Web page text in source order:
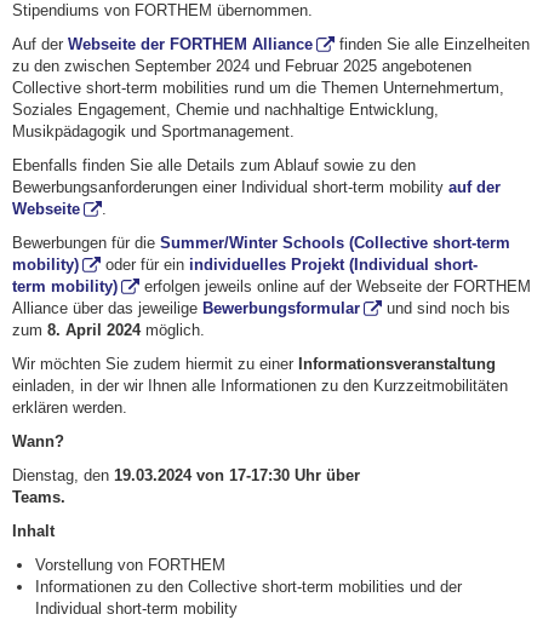
Stipendiums von FORTHEM übernommen.
Auf der Webseite der FORTHEM Alliance
finden Sie alle Einzelheiten
zu den zwischen September 2024 und Februar 2025 angebotenen
Collective short-term mobilities rund um die Themen Unternehmertum,
Soziales Engagement, Chemie und nachhaltige Entwicklung,
Musikpädagogik und Sportmanagement.
Ebenfalls finden Sie alle Details zum Ablauf sowie zu den
Bewerbungsanforderungen einer Individual short-term mobility auf der
Webseite
.
Bewerbungen für die Summer/Winter Schools (Collective short-term
mobility)
oder für ein individuelles Projekt (Individual short-
term mobility)
erfolgen jeweils online auf der Webseite der FORTHEM
Alliance über das jeweilige Bewerbungsformular
und sind noch bis
zum 8. April 2024möglich.
Wir möchten Sie zudem hiermit zu einer Informationsveranstaltung
einladen, in der wir Ihnen alle Informationen zu den Kurzzeitmobilitäten
erklären werden.
Wann?
Dienstag, den 19.03.2024 von 17-17:30 Uhr über
Teams.
Inhalt
Vorstellung von FORTHEM
Informationen zu den Collective short-term mobilities und der
Individual short-term mobility